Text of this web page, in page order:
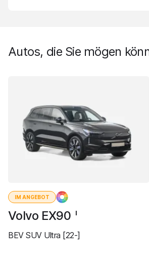
Autos, die Sie mögen
IM ANGEBOT
Volvo EX90 I
BEV SUV Ultra [22-]